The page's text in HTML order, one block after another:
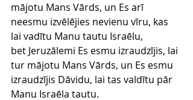
mājotu Mans Vārds, un Es arī
neesmu izvēlējies nevienu vīru, kas
lai vadītu Manu tautu Israēlu,
bet Jeruzālemi Es esmu izraudzījis, lai
tur mājotu Mans Vārds, un Es esmu
izraudzījis Dāvidu, lai tas valdītu pār
Manu Israēla tautu.